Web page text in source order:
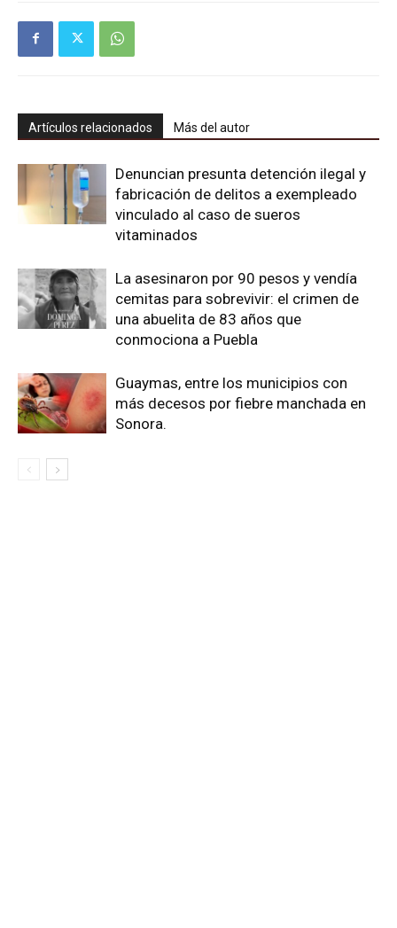
Artículos relacionados Más del autor
Denuncian presunta detención ilegal y
fabricación de delitos a exempleado
vinculado al caso de sueros
vitaminados
La asesinaron por 90 pesos y vendía
cemitas para sobrevivir: el crimen de
una abuelita de 83 años que
conmociona a Puebla
Guaymas, entre los municipios con
más decesos por fiebre manchada en
Sonora.